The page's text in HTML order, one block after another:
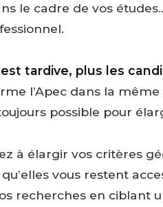
le cadre de vos
tardive, plus les
l’Apec dans la
possible pour
à élargir vos critères
vous restent
recherches en ciblant